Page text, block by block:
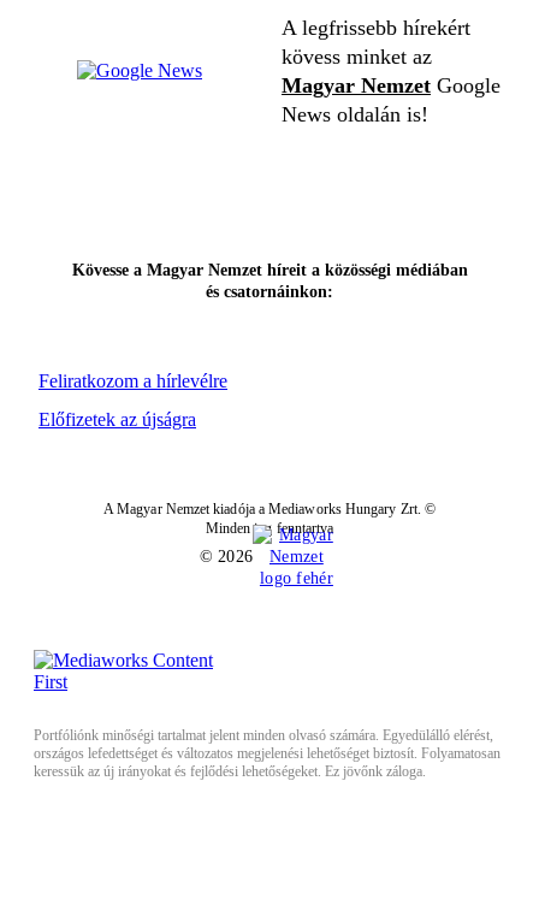
A legfrissebb hírekért
kövess minket az
Magyar Nemzet Google
News oldalán is!
Feliratkozom a hírlevélre
Kövesse a Magyar Nemzet híreit a közösségi médiában
és csatornáinkon:
Előfizetek az újságra
A Magyar Nemzet kiadója a Mediaworks Hungary Zrt. ©
Minden jog fenntartva
© 2026
Portfóliónk minőségi tartalmat jelent minden olvasó számára. Egyedülálló elérést,
országos lefedettséget és változatos megjelenési lehetőséget biztosít. Folyamatosan
keressük az új irányokat és fejlődési lehetőségeket. Ez jövőnk záloga.